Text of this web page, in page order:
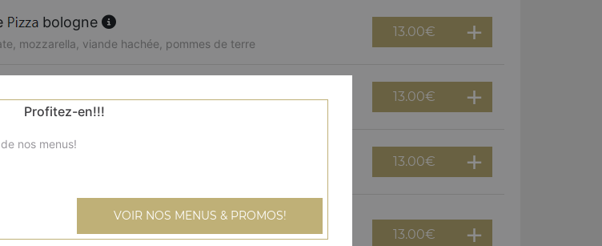
bologne
mozzarella, viande hachée, pommes de terre
13.00€
mozzarella, cocktail de fruits de mer, citron, persillade
13.00€
paparazzi
mozzarella, jambon, viande hachée, poulet, chorizo
13.00€
végétarienne
mozzarella, champignons, oignons, poivrons, aubergine,
13.00€
Profitez-en!!!
nos menus!
VOIR NOS MENUS & PROMOS!